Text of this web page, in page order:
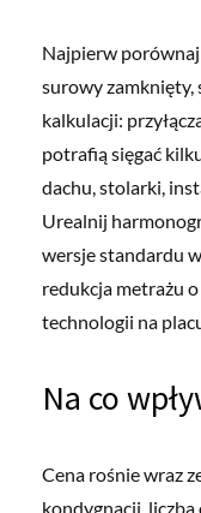
Najpierw porównaj
surowy zamknięty,
kalkulacji:
potrafią sięgać
dachu, stolarki,
Urealnij
wersje standardu
redukcja metrażu
technologii na
Na co
Cena rośnie wraz
kondygnacji, liczba